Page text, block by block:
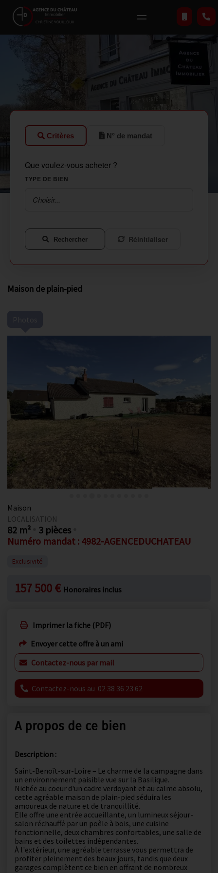
Critères N° de mandat
Que voulez-vous acheter ?
TYPE DE BIEN
Choisir...
Rechercher Réinitialiser
Maison de plain-pied
Maison
LOCALISATION
82 m²
3 pièces
Numéro mandat : 4982-AGENCEDUCHATEAU
Exclusivité
157 500 € Honoraires inclus
Imprimer la fiche (PDF)
Envoyer cette offre à un ami
Contactez-nous par mail
Contactez-nous au 02 38 36 23 62
A propos de ce bien
Description :
Saint-Benoît-sur-Loire – Le charme de la campagne dans
un environnement paisible vue sur la Basilique.
Nichée au coeur d'un cadre verdoyant et au calme absolu,
cette agréable maison de plain-pied séduira les
amoureux de nature et de tranquillité.
Elle offre une entrée accueillante, un lumineux séjour-
salon réchauffé par un poêle à bois, une cuisine
fonctionnelle, deux chambres confortables, une salle de
bains et des toilettes indépendantes.
À l'extérieur, une agréable terrasse vous permettra de
profiter pleinement des beaux jours, tandis que deux
garages complètent ce bien en offrant de nombreux